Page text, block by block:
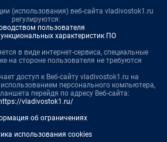
(использования) веб-сайта vladivostok1.ru
регулируются:
пользователя
характеристик ПО
в виде интернет-сервиса, специальные
на стороне пользователя не требуются
доступ к Веб-сайту vladivostok1.ru на
персонального компьютера,
перейдя по адресу Веб-сайта:
https://vladivostok1.ru/
об ограничениях
использования cookies